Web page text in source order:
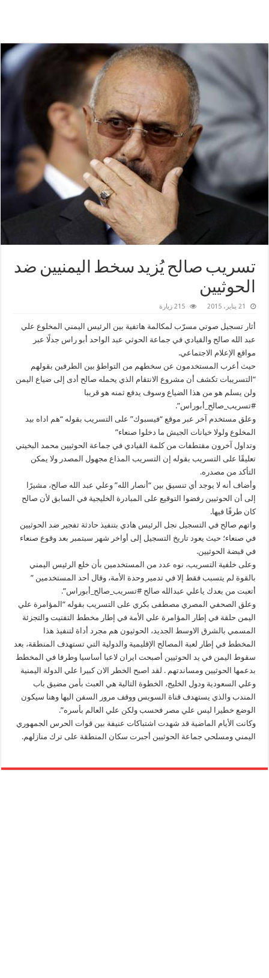
تسريب صالح يُزيد سخط اليمنيين ضد
الحوثيين
21 يناير، 2015 215 زيارة
أثار تسجيل صوتي مسرّب لمكالمة هاتفية بين الرئيس اليمني المخلوع علي
عبد الله صالح والقيادي في جماعة الحوثي عبد الواحد أبو راس جدلًا عبر
مواقع الإعلام الاجتماعي.
حيث أعرب المستخدمون عن سخطهم من التواطؤ بين الطرفين بقولهم
“التسريبات تكشف أن مشروع الانتقام الذي يحمله صالح أدى إلى ضياع اليمن
ولن يسلم هو من هذا الضياع وسوف يدفع ثمنه هو قريبا
‫#‏تسريب_صالح_أبوراس‬”.
وعلق مستخدم آخر عبر موقع “فيسبوك” على التسريب بقوله “هم اداه بيد
المخلوع ولولا خيانات الجيش ما دخلوا صنعاء”
وتداول آخرون مقتطفات من كلمة القيادي في جماعة الحوثيين محمد البخيتي
تعليقًا على التسريب بقوله إن التسريب المذاع مجهول المصدر ولا يمكن
التأكد من مصدره.
وأضاف أنه لا يوجد أي تنسيق بين “أنصار الله” وعلي عبد الله صالح، مشيرًا
إلى أن الحوثيين رفضوا التوقيع على المبادرة الخليجية في السابق لأن صالح
كان طرفًا فيها.
واتهم صالح في التسجيل نجل الرئيس هادي بتنفيذ حادثة تفجير ضد الحوثيين
في صنعاء؛ حيث يعود تاريخ التسجيل إلى أواخر شهر سبتمبر بعد وقوع صنعاء
في قبضة الحوثيين.
وعلى خلفية التسريب، نوه عدد من المستخدمين بأن خلع الرئيس اليمني
بالقوة لم يتسبب فقط إلا في تدمير وحدة الأمة، وقال أحد المستخدمين ”
أتعبت من بعدك ياعلي عبدالله صالح #تسريب_صالح_أبوراس”.
وعلق الصحفي المصري مصطفى بكري على التسريب بقوله “المؤامرة علي
اليمن حلقة في إطار المؤامرة علي الأمة في إطار مخطط التفتيت والتجزئة
المسمي بالشرق الاوسط الجديد، الحوثيون هم مجرد أداة لتنفيذ هذا
المخطط في إطار لعبة المصالح الإقليمية والدولية التي تستهدف المنطقة، بعد
سقوط اليمن في يد الحوثيين أصبحت ايران لاعبا أساسيا وطرفا في المخطط
بدعمها الحوثيين ومساندتهم . لقد اصبح الخطر الان كبيرا علي الدولة اليمنية
وعلي السعودية ودول الخليج، الخطوة التالية هي العبث بأمن مضيق باب
المندب والذي يستهدف قناة السويس ووقف مرور السفن اليها وهنا سيكون
الوضع خطيرا ليس علي مصر فحسب ولكن علي العالم بأسره”.
وكانت الأيام الماضية قد شهدت اشتباكات عنيفة بين قوات الحرس الجمهوري
اليمني ومسلحي جماعة الحوثيين أجبرت سكان المنطقة على ترك منازلهم.